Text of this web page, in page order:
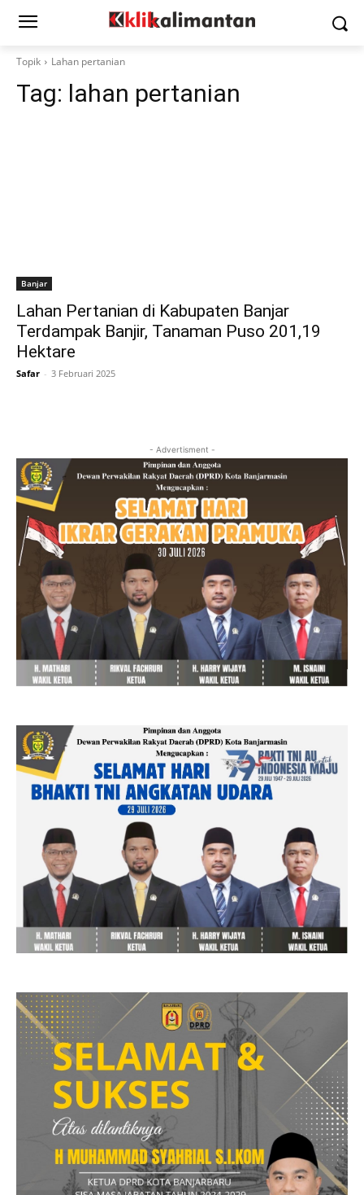
Topik Lahan pertanian
Tag: lahan pertanian
Banjar
Lahan Pertanian di Kabupaten Banjar
Terdampak Banjir, Tanaman Puso 201,19
Hektare
Safar - 3 Februari 2025
- Advertisment -